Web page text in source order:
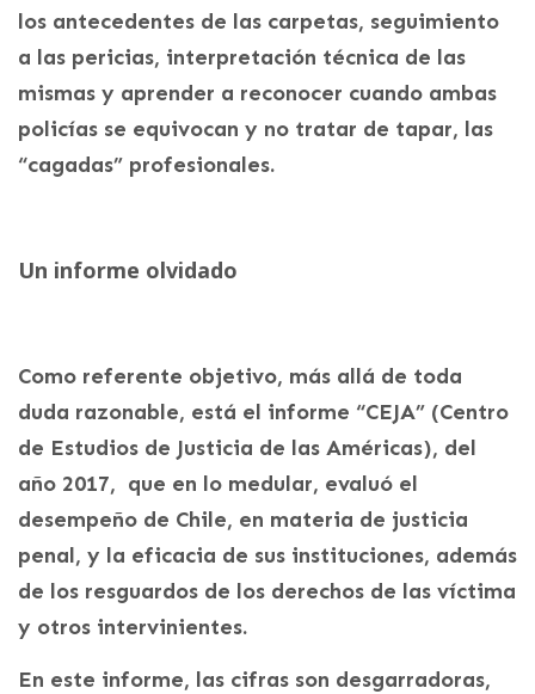
los antecedentes de las carpetas, seguimiento
a las pericias, interpretación técnica de las
mismas y aprender a reconocer cuando ambas
policías se equivocan y no tratar de tapar, las
“cagadas” profesionales.
Un informe olvidado
Como referente objetivo, más allá de toda
duda razonable, está el informe “CEJA” (Centro
de Estudios de Justicia de las Américas), del
año 2017, que en lo medular, evaluó el
desempeño de Chile, en materia de justicia
penal, y la eficacia de sus instituciones, además
de los resguardos de los derechos de las víctima
y otros intervinientes.
En este informe, las cifras son desgarradoras,